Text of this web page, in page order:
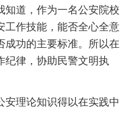
知道，作为一名公安院校
工作技能，能否全心全意
成功的主要标准。所以在
纪律，协助民警文明执
安理论知识得以在实践中